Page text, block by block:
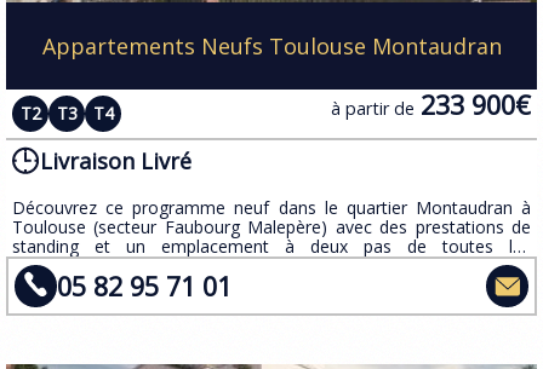
Appartements Neufs Toulouse Montaudran
T2 T3 T4 à partir de 233 900€
Livraison Livré
Découvrez ce programme neuf dans le quartier Montaudran à
Toulouse (secteur Faubourg Malepère) avec des prestations de
standing et un emplacement à deux pas de toutes les
commodités.
05 82 95 71 01